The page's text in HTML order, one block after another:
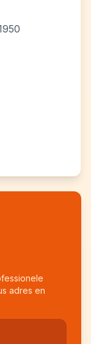
adres en